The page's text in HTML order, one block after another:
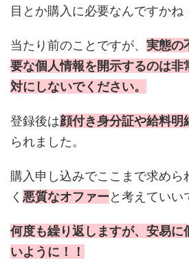
目とか購入に必要なんですかね
当たり前のことですが、 実態の
要な個人情報を開示するのは非
対にしないでください。
登録後は顔付き身分証や給料明
られました。
購入申し込みでここまで求めら
く 悪質なオファーと考えていい
何度も繰り返しますが、安易に
いように！！